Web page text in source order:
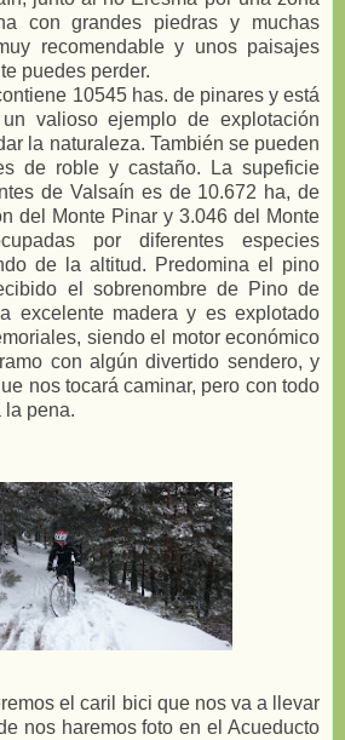
con grandes piedras y muchas
recomendable y unos paisajes
puedes perder.
10545 has. de pinares y está
valioso ejemplo de explotación
la naturaleza. También se pueden
de roble y castaño. La supeficie
de Valsaín es de 10.672 ha, de
del Monte Pinar y 3.046 del Monte
por diferentes especies
de la altitud. Predomina el pino
el sobrenombre de Pino de
excelente madera y es explotado
siendo el motor económico
con algún divertido sendero, y
nos tocará caminar, pero con todo
la pena.
el caril bici que nos va a llevar
nos haremos foto en el Acueducto